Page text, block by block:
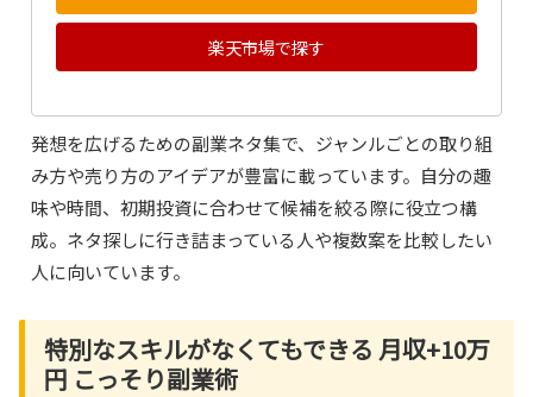
楽天市場で探す
発想を広げるための副業ネタ集で、ジャンルごとの取り組
み方や売り方のアイデアが豊富に載っています。自分の趣
味や時間、初期投資に合わせて候補を絞る際に役立つ構
成。ネタ探しに行き詰まっている人や複数案を比較したい
人に向いています。
特別なスキルがなくてもできる 月収+10万
円 こっそり副業術